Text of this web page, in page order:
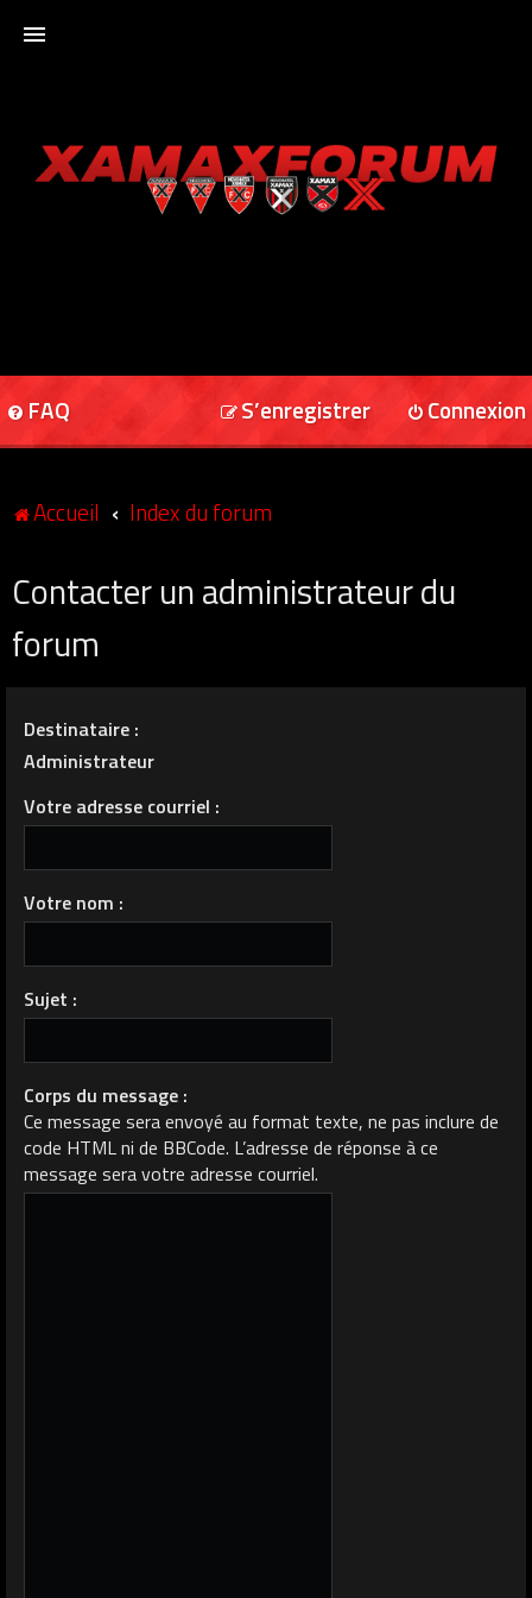
XAMAXFORUM
FAQ Connexion
S’enregistrer
Accueil Index du forum
Contacter un administrateur du
forum
Destinataire :
Administrateur
Votre adresse courriel :
Votre nom :
Sujet :
Corps du message :
Ce message sera envoyé au format texte, ne pas inclure de
code HTML ni de BBCode. L’adresse de réponse à ce
message sera votre adresse courriel.